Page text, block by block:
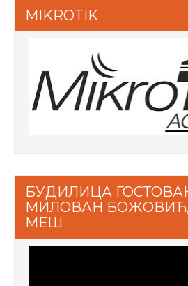
MIKROTIK
БУДИЛИЦА
МИЛОВАН
МЕШ